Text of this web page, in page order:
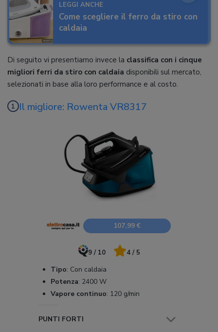
LEGGI ANCHE
Come scegliere il ferro da stiro con
caldaia
Di seguito vi presentiamo invece la classifica con i cinque
migliori ferri da stiro con caldaia disponibili sul mercato,
selezionati in base alla loro performance e al costo.
Il migliore: Rowenta VR8317
107,99 €
9 / 10 4 / 5
Tipo: Con caldaia
Potenza: 2400 W
Vapore continuo: 120 g/min
PUNTI FORTI